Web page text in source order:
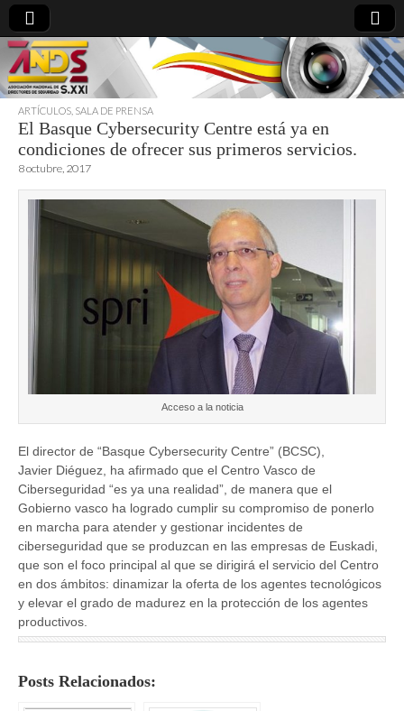
directoresdeseguridad.es
ARTÍCULOS SALA DE PRENSA
El Basque Cybersecurity Centre está ya en
condiciones de ofrecer sus primeros servicios.
8 octubre, 2017
Acceso a la noticia
El director de “Basque Cybersecurity Centre” (BCSC),
Javier Diéguez, ha afirmado que el Centro Vasco de
Ciberseguridad “es ya una realidad”, de manera que el
Gobierno vasco ha logrado cumplir su compromiso de ponerlo
en marcha para atender y gestionar incidentes de
ciberseguridad que se produzcan en las empresas de Euskadi,
que son el foco principal al que se dirigirá el servicio del Centro
en dos ámbitos: dinamizar la oferta de los agentes tecnológicos
y elevar el grado de madurez en la protección de los agentes
productivos.
Posts Relacionados: